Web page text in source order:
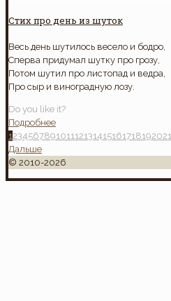
Стих про день из шуток
Весь день шутилось весело и бодро,
Сперва придумал шутку про грозу,
Потом шутил про листопад и ведра,
Про сыр и виноградную лозу.
Do you like it?
Подробнее
1 234567891011 12131415161718192021
Дальше
© 2010-2026